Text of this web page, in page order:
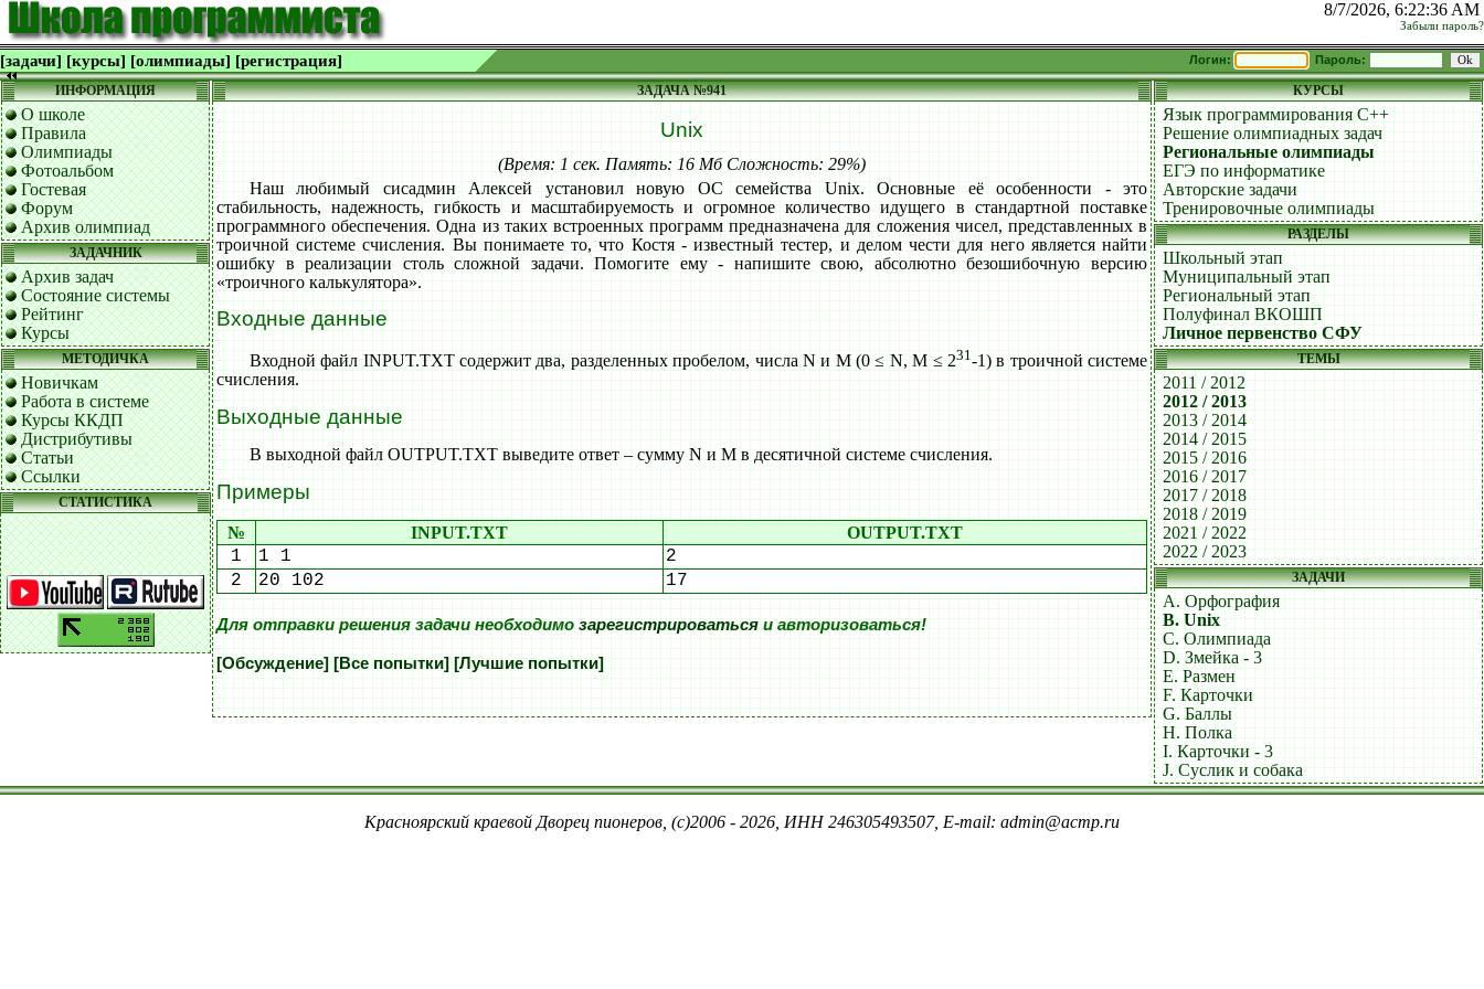
8/7/2026, 6:22:36 AM
Забыли пароль?
[задачи] [курсы] [олимпиады] [регистрация] Логин: Пароль:
ИНФОРМАЦИЯ
О школе
Правила
Олимпиады
Фотоальбом
Гостевая
Форум
Архив олимпиад
ЗАДАЧНИК
Архив задач
Состояние системы
Рейтинг
Курсы
МЕТОДИЧКА
Новичкам
Работа в системе
Курсы ККДП
Дистрибутивы
Статьи
Ссылки
СТАТИСТИКА
ЗАДАЧА №941
Unix
(Время: 1 сек. Память: 16 Мб Сложность: 29%)
Наш любимый сисадмин Алексей установил новую ОС семейства Unix. Основные её особенности - это
стабильность, надежность, гибкость и масштабируемость и огромное количество идущего в стандартной поставке
программного обеспечения. Одна из таких встроенных программ предназначена для сложения чисел, представленных в
троичной системе счисления. Вы понимаете то, что Костя - известный тестер, и делом чести для него является найти
ошибку в реализации столь сложной задачи. Помогите ему - напишите свою, абсолютно безошибочную версию
«троичного калькулятора».
Входные данные
Входной файл INPUT.TXT содержит два, разделенных пробелом, числа N и M (0 ≤ N, M ≤ 231-1) в троичной системе
счисления.
Выходные данные
В выходной файл OUTPUT.TXT выведите ответ – сумму N и M в десятичной системе счисления.
Примеры
№ INPUT.TXT OUTPUT.TXT
1 1 1
2
2
20 102 17
Для отправки решения задачи необходимозарегистрироватьсяи авторизоваться!
[Обсуждение] [Все попытки] [Лучшие попытки]
КУРСЫ
Язык программирования C++
Решение олимпиадных задач
Региональные олимпиады
ЕГЭ по информатике
Авторские задачи
Тренировочные олимпиады
РАЗДЕЛЫ
Школьный этап
Муниципальный этап
Региональный этап
Полуфинал ВКОШП
Личное первенство СФУ
ТЕМЫ
2011 / 2012
2012 / 2013
2013 / 2014
2014 / 2015
2015 / 2016
2016 / 2017
2017 / 2018
2018 / 2019
2021 / 2022
2022 / 2023
ЗАДАЧИ
A. Орфография
B. Unix
C. Олимпиада
D. Змейка - 3
E. Размен
F. Карточки
G. Баллы
H. Полка
I. Карточки - 3
J. Суслик и собака
Красноярский краевой Дворец пионеров, (c)2006 - 2026, ИНН 246305493507, E-mail: admin@acmp.ru